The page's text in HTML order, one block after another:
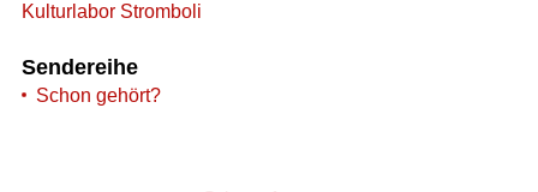
Kulturlabor Stromboli
Sendereihe
Schon gehört?